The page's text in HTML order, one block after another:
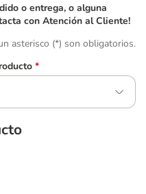
o entrega, o alguna
con Atención al Cliente!
asterisco (*) son obligatorios.
*